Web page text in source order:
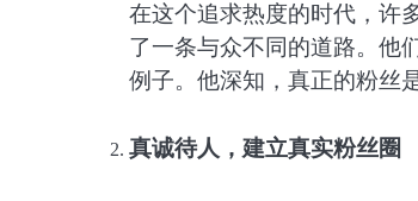
在这个追求热度的时代，许
了一条与众不同的道路。他
例子。他深知，真正的粉丝
真诚待人，建立真实粉丝圈